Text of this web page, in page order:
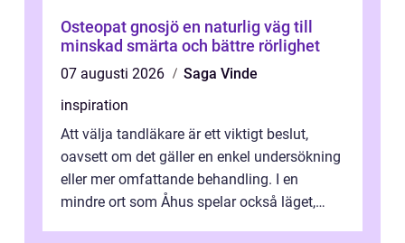
Osteopat gnosjö en naturlig väg till
minskad smärta och bättre rörlighet
07 augusti 2026
Saga Vinde
inspiration
Att välja tandläkare är ett viktigt beslut,
oavsett om det gäller en enkel undersökning
eller mer omfattande behandling. I en
mindre ort som Åhus spelar också läget,